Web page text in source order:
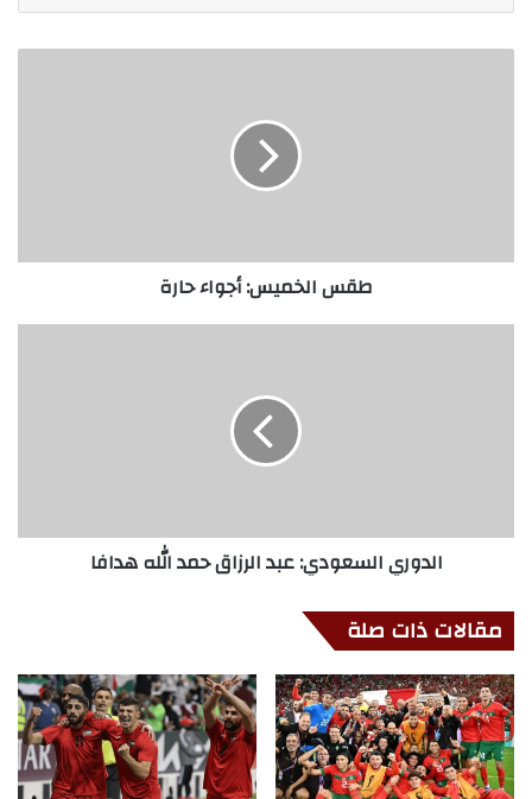
طقس الخميس: أجواء حارة
الدوري السعودي: عبد الرزاق حمد الله هدافا
مقالات ذات صلة